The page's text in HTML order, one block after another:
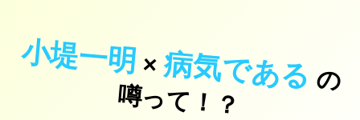
小堤一明×病気である の
噂
っ
て
！
？